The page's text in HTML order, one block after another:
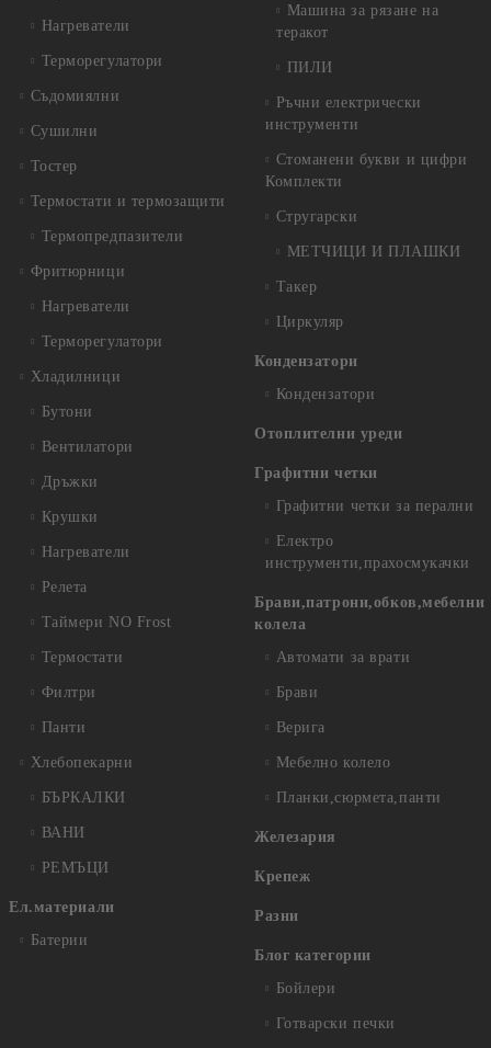
Нагреватели
Терморегулатори
Съдомиялни
Сушилни
Тостер
Термостати и термозащити
Термопредпазители
Фритюрници
Нагреватели
Терморегулатори
Хладилници
Бутони
Вентилатори
Дръжки
Крушки
Нагреватели
Релета
Таймери NO Frost
Термостати
Филтри
Панти
Хлебопекарни
БЪРКАЛКИ
ВАНИ
РЕМЪЦИ
Ел.материали
Батерии
Машина за рязане на
теракот
ПИЛИ
Ръчни електрически
инструменти
Стоманени букви и цифри
Комплекти
Стругарски
МЕТЧИЦИ И ПЛАШКИ
Такер
Циркуляр
Кондензатори
Кондензатори
Отоплителни уреди
Графитни четки
Графитни четки за перални
Електро
инструменти,прахосмукачки
Брави,патрони,обков,мебелни
колела
Автомати за врати
Брави
Верига
Мебелно колело
Планки,сюрмета,панти
Железария
Крепеж
Разни
Блог категории
Бойлери
Готварски печки